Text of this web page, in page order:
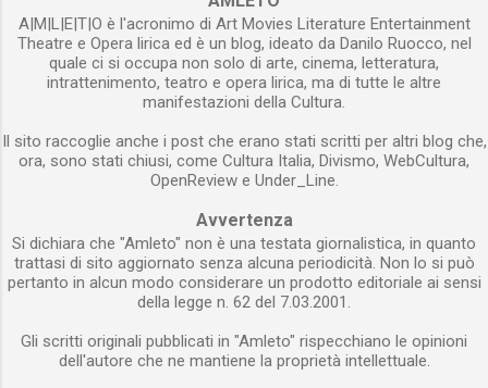
A|M|L|E|T|O è l'acronimo di Art Movies Literature Entertainment
Theatre e Opera lirica ed è un blog, ideato da Danilo Ruocco, nel
quale ci si occupa non solo di arte, cinema, letteratura,
intrattenimento, teatro e opera lirica, ma di tutte le altre
manifestazioni della Cultura.
Il sito raccoglie anche i post che erano stati scritti per altri blog che,
ora, sono stati chiusi, come Cultura Italia, Divismo, WebCultura,
OpenReview e Under_Line.
Avvertenza
Si dichiara che "Amleto" non è una testata giornalistica, in quanto
trattasi di sito aggiornato senza alcuna periodicità. Non lo si può
pertanto in alcun modo considerare un prodotto editoriale ai sensi
della legge n. 62 del 7.03.2001.
Gli scritti originali pubblicati in "Amleto" rispecchiano le opinioni
dell'autore che ne mantiene la proprietà intellettuale.